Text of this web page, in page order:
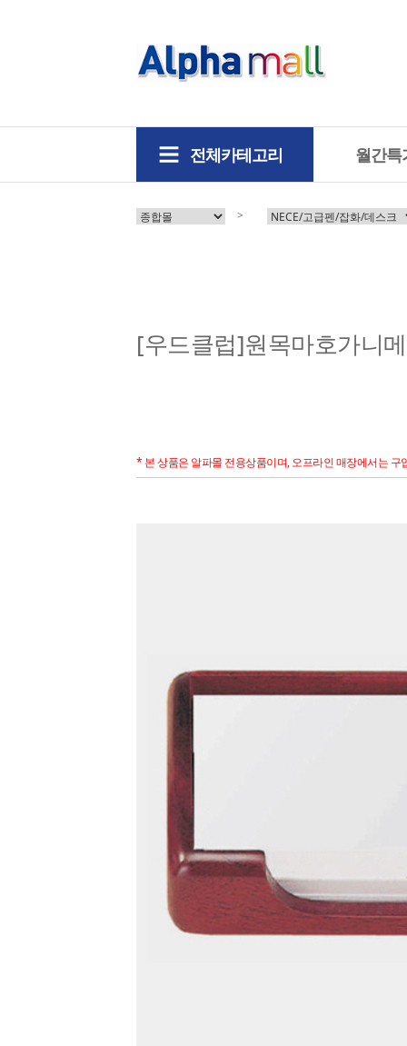
전체카테고리 월간특
>
[우드클럽]원목마호가니
* 본 상품은 알파몰 전용상품이며, 오프라인 매장에서는 구